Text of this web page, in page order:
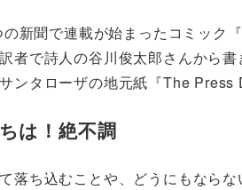
新聞で連載が始まったコミック
者で詩人の谷川俊太郎さんから
ンタローザの地元紙『The
は！絶不調
落ち込むことや、どうにもなら